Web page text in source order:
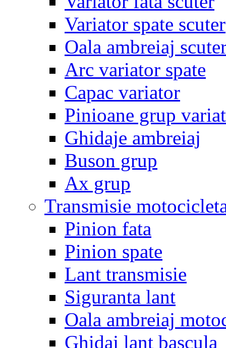
Variator spate scuter
Oala ambreiaj
Arc variator spate
Capac variator
Pinioane grup
Ghidaje ambreiaj
Buson grup
Ax grup
Transmisie
Pinion fata
Pinion spate
Lant transmisie
Siguranta lant
Oala ambreiaj
Ghidaj lant bascula